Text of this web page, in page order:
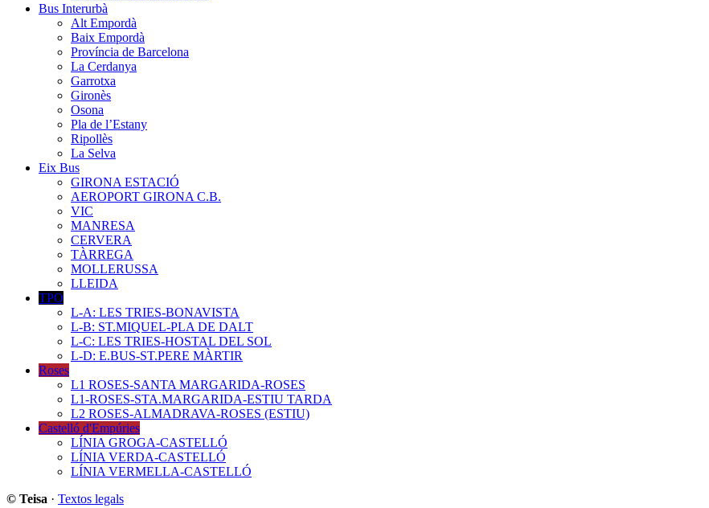
Bus Interurbà
Alt Empordà
Baix Empordà
Província de Barcelona
La Cerdanya
Garrotxa
Gironès
Osona
Pla de l’Estany
Ripollès
La Selva
Eix Bus
GIRONA ESTACIÓ
AEROPORT GIRONA C.B.
VIC
MANRESA
CERVERA
TÀRREGA
MOLLERUSSA
LLEIDA
TPO
L-A: LES TRIES-BONAVISTA
L-B: ST.MIQUEL-PLA DE DALT
L-C: LES TRIES-HOSTAL DEL SOL
L-D: E.BUS-ST.PERE MÀRTIR
Roses
L1 ROSES-SANTA MARGARIDA-ROSES
L1-ROSES-STA.MARGARIDA-ESTIU TARDA
L2 ROSES-ALMADRAVA-ROSES (ESTIU)
Castelló d'Empúries
LÍNIA GROGA-CASTELLÓ
LÍNIA VERDA-CASTELLÓ
LÍNIA VERMELLA-CASTELLÓ
© Teisa · Textos legals